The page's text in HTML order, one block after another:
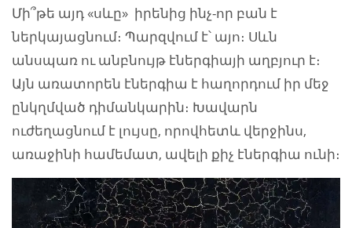
Մի՞թե այդ «սևը» իրենից ինչ-որ բան է
ներկայացնում։ Պարզվում է՝ այո։ Սևն
անսպառ ու անբնույթ էներգիայի աղբյուր է։
Այն առատորեն էներգիա է հաղորդում իր մեջ
ընկղմված դիմանկարին։ Խավարն
ուժեղացնում է լույսը, որովհետև վերջինս,
առաջինի համեմատ, ավելի քիչ էներգիա ունի։